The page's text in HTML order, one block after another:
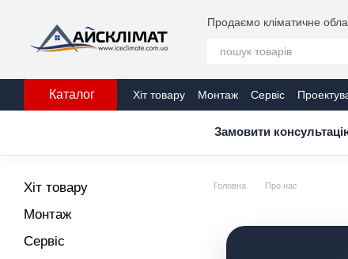
Продаємо кліматичне
Каталог Хіт товару Монтаж Сервіс
Сертифікати
Блог
Замовити
Головна Про нас
Хіт товару
Монтаж
Сервіс